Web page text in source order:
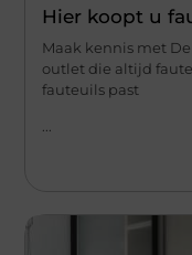
Hier koopt u
Maak kennis met
outlet die altijd
fauteuils past